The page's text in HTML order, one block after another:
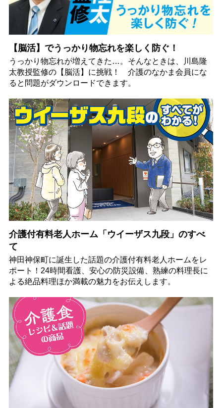
【脳活】でうっかり物忘れを楽しく防ぐ！
うっかり物忘れが増えてきた…。そんなときは、川島隆
太教授監修の【脳活】に挑戦！ 介護のなかま会員にな
ると問題がダウンロードできます。
介護付有料老人ホーム「ウイーザス九段」のすべ
て
神田神保町に誕生した話題の介護付有料老人ホームをレ
ポート！24時間看護、安心の防災設備、熟練の料理長に
よる絶品料理ほか満載の魅力をお伝えします。